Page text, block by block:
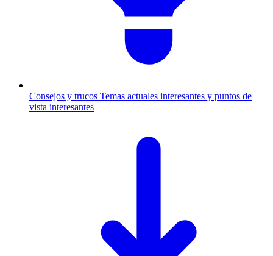
Consejos y trucos Temas actuales interesantes y puntos de
vista interesantes